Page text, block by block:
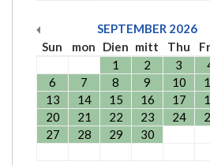
SEPTEMBER 2026
Sun
mon Dien mitt Thu
1
2 3
6
7 8 9 10
13
14 15 16 17
20
21 22 23 24
27
28 29 30